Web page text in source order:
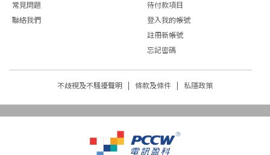
常見問題
聯絡我們
待付款項目
登入我的帳號
註冊新帳號
忘記密碼
不歧視及不騷擾聲明 | 條款及條件 | 私隱政策